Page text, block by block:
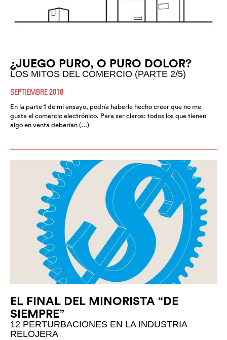
¿JUEGO PURO, O PURO DOLOR?
LOS MITOS DEL COMERCIO (PARTE 2/5)
SEPTIEMBRE 2018
En la parte 1 de mi ensayo, podría haberle hecho creer que no me
gusta el comercio electrónico. Para ser claros: todos los que tienen
algo en venta deberían (…)
EL FINAL DEL MINORISTA “DE
SIEMPRE”
12 PERTURBACIONES EN LA INDUSTRIA
RELOJERA